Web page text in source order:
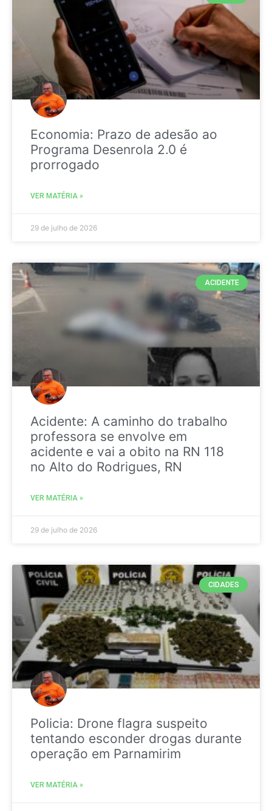
Economia: Prazo de adesão ao
Programa Desenrola 2.0 é
prorrogado
VER MATÉRIA »
29 de julho de 2026
ACIDENTE
Acidente: A caminho do trabalho
professora se envolve em
acidente e vai a obito na RN 118
no Alto do Rodrigues, RN
VER MATÉRIA »
29 de julho de 2026
CIDADES
Policia: Drone flagra suspeito
tentando esconder drogas durante
operação em Parnamirim
VER MATÉRIA »